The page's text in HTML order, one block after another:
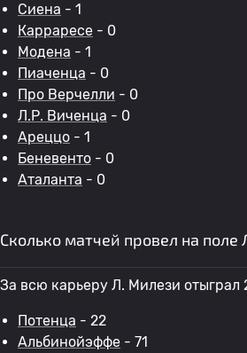
Сиена - 1
Карраресе - 0
Модена - 1
Пиаченца - 0
Про Верчелли - 0
Л.Р. Виченца - 0
Ареццо - 1
Беневенто - 0
Аталанта - 0
Сколько матчей провел на поле
За всю карьеру Л. Милези отыграл
Потенца - 22
Альбинойэффе - 71